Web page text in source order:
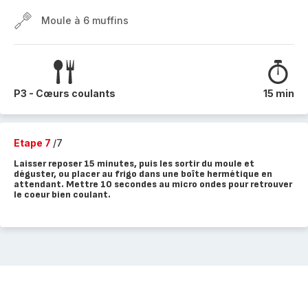
Moule à 6 muffins
P3 - Cœurs coulants 15 min
Etape 7 /7
Laisser reposer 15 minutes, puis les sortir du moule et
déguster, ou placer au frigo dans une boîte hermétique en
attendant. Mettre 10 secondes au micro ondes pour retrouver
le coeur bien coulant.